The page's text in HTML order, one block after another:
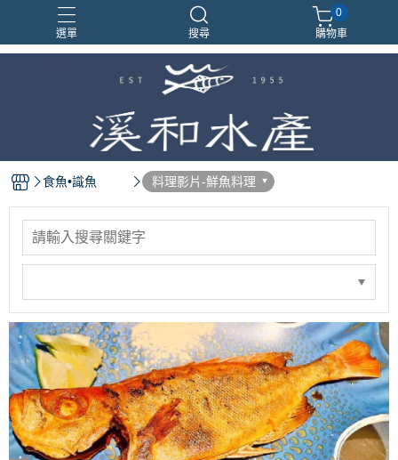
選單 搜尋
0
購物車
食魚•識魚 料理影片-鮮魚料理